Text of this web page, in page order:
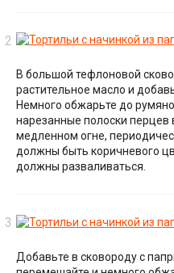
В большой тефлоновой
растительное масло и
Немного обжарьте до
нарезанные полоски перцев
медленном огне,
должны быть коричневого
должны разваливаться.
Добавьте в сковороду с